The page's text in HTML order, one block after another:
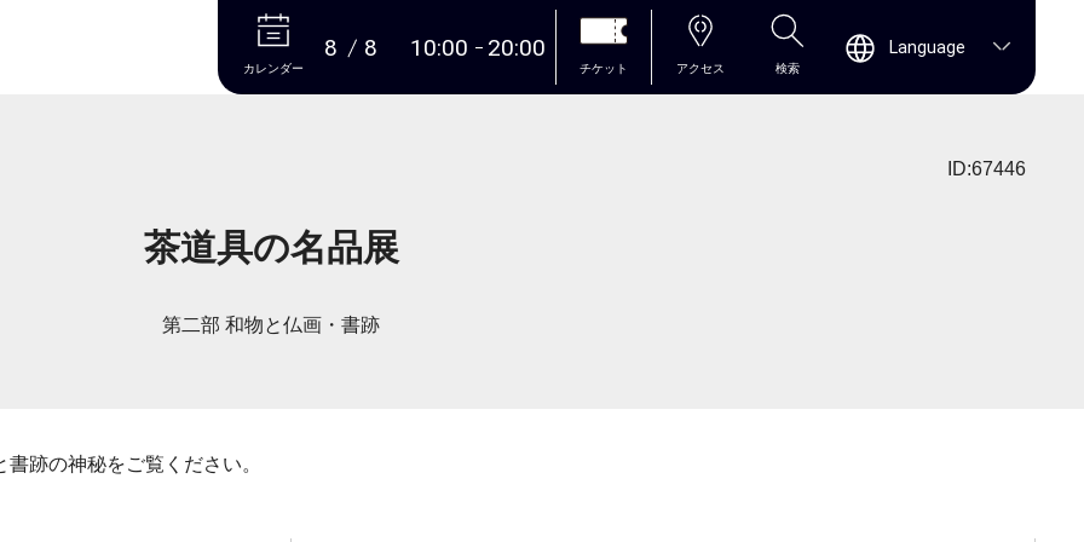
本文へ
カレンダー
8 8 10:00 20:00
チケット アクセス 検索
Language
ID:67446
茶道具の名品展
第二部 和物と仏画・書跡
跡の神秘をご覧ください。